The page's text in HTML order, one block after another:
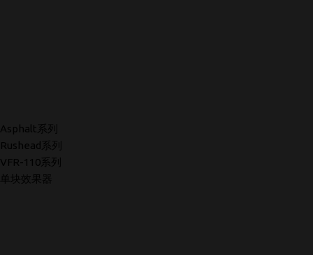
Asphalt系列
Rushead系列
VFR-110系列
单块效果器